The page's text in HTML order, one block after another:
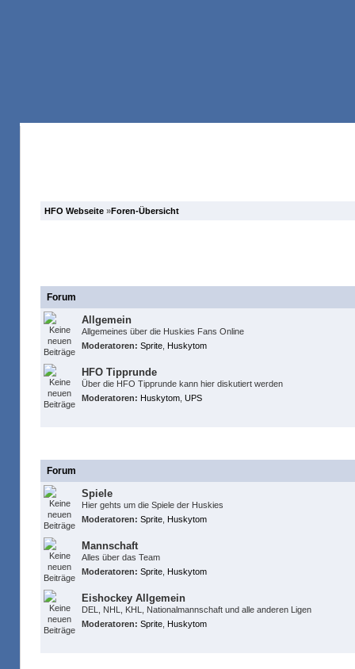
HFO Webseite »Foren-Übersicht
Forum
Allgemein
Allgemeines über die Huskies Fans Online
Moderatoren: Sprite Huskytom
HFO Tipprunde
Über die HFO Tipprunde kann hier diskutiert werden
Moderatoren: Huskytom UPS
Forum
Spiele
Hier gehts um die Spiele der Huskies
Moderatoren: Sprite Huskytom
Mannschaft
Alles über das Team
Moderatoren: Sprite Huskytom
Eishockey Allgemein
DEL, NHL, KHL, Nationalmannschaft und alle anderen Ligen
Moderatoren: Sprite Huskytom